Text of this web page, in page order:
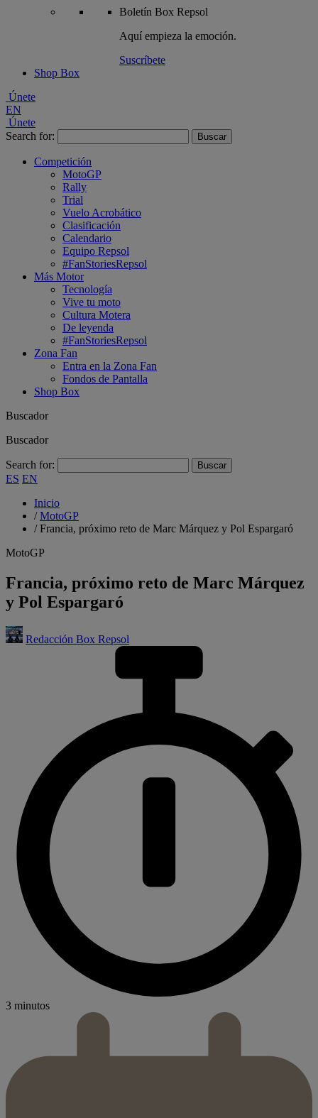
Boletín Box Repsol
Aquí empieza la emoción.
Suscríbete
Shop Box
Únete
EN
Únete
Search for:
Competición
MotoGP
Rally
Trial
Vuelo Acrobático
Clasificación
Calendario
Equipo Repsol
#FanStoriesRepsol
Más Motor
Tecnología
Vive tu moto
Cultura Motera
De leyenda
#FanStoriesRepsol
Zona Fan
Entra en la Zona Fan
Fondos de Pantalla
Shop Box
Buscador
Buscador
Search for:
ES EN
Inicio
/MotoGP
/Francia, próximo reto de Marc Márquez y Pol Espargaró
MotoGP
Francia, próximo reto de Marc Márquez
y Pol Espargaró
Redacción Box Repsol
3 minutos